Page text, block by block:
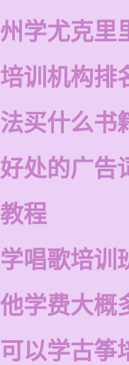
学尤克里
训机构排
买什么书
处的广告
程
唱歌培训
学费大概
以学古筝